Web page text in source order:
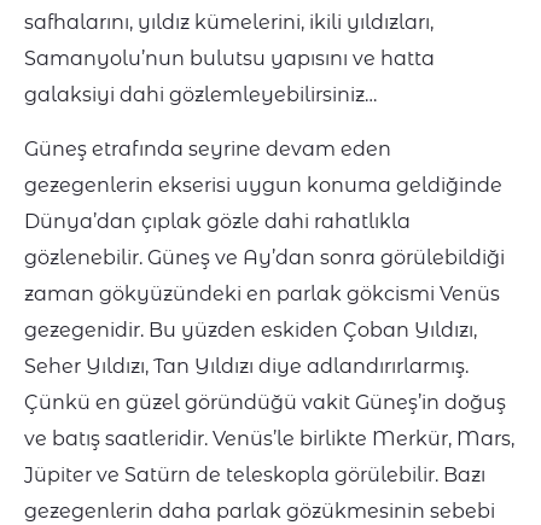
safhalarını, yıldız kümelerini, ikili yıldızları,
Samanyolu’nun bulutsu yapısını ve hatta
galaksiyi dahi gözlemleyebilirsiniz…
Güneş etrafında seyrine devam eden
gezegenlerin ekserisi uygun konuma geldiğinde
Dünya’dan çıplak gözle dahi rahatlıkla
gözlenebilir. Güneş ve Ay’dan sonra görülebildiği
zaman gökyüzündeki en parlak gökcismi Venüs
gezegenidir. Bu yüzden eskiden Çoban Yıldızı,
Seher Yıldızı, Tan Yıldızı diye adlandırırlarmış.
Çünkü en güzel göründüğü vakit Güneş’in doğuş
ve batış saatleridir. Venüs’le birlikte Merkür, Mars,
Jüpiter ve Satürn de teleskopla görülebilir. Bazı
gezegenlerin daha parlak gözükmesinin sebebi